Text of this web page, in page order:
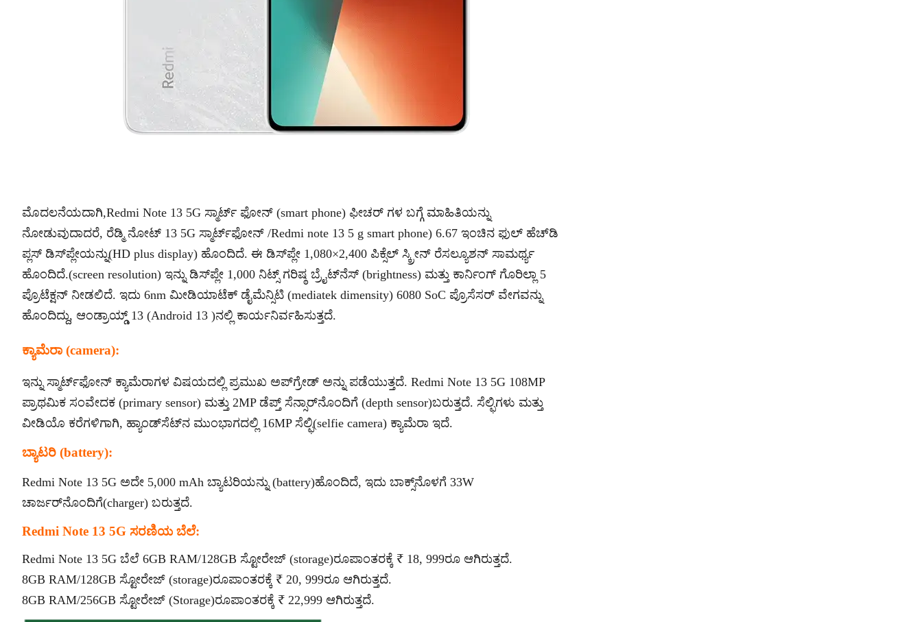
ಮೊದಲನೆಯದಾಗಿ,Redmi Note 13 5G ಸ್ಮಾರ್ಟ್ ಫೋನ್ (smart phone) ಫೀಚರ್ ಗಳ ಬಗ್ಗೆ ಮಾಹಿತಿಯನ್ನು
ನೋಡುವುದಾದರೆ, ರೆಡ್ಮಿ ನೋಟ್‌ 13 5G ಸ್ಮಾರ್ಟ್‌ಫೋನ್‌ /Redmi note 13 5 g smart phone) 6.67 ಇಂಚಿನ ಫುಲ್‌ ಹೆಚ್‌ಡಿ
ಪ್ಲಸ್‌ ಡಿಸ್‌ಪ್ಲೇಯನ್ನು(HD plus display) ಹೊಂದಿದೆ. ಈ ಡಿಸ್‌ಪ್ಲೇ 1,080×2,400 ಪಿಕ್ಸೆಲ್‌ ಸ್ಕ್ರೀನ್‌ ರೆಸಲ್ಯೂಶನ್‌ ಸಾಮರ್ಥ್ಯ
ಹೊಂದಿದೆ.(screen resolution) ಇನ್ನು ಡಿಸ್‌ಪ್ಲೇ 1,000 ನಿಟ್ಸ್‌ ಗರಿಷ್ಠ ಬ್ರೈಟ್‌ನೆಸ್‌ (brightness) ಮತ್ತು ಕಾರ್ನಿಂಗ್ ಗೊರಿಲ್ಲಾ 5
ಪ್ರೊಟೆಕ್ಷನ್‌ ನೀಡಲಿದೆ. ಇದು 6nm ಮೀಡಿಯಾಟೆಕ್‌ ಡೈಮೆನ್ಸಿಟಿ (mediatek dimensity) 6080 SoC ಪ್ರೊಸೆಸರ್‌ ವೇಗವನ್ನು
ಹೊಂದಿದ್ದು, ಆಂಡ್ರಾಯ್ಡ್ 13 (Android 13 )ನಲ್ಲಿ ಕಾರ್ಯನಿರ್ವಹಿಸುತ್ತದೆ.
ಕ್ಯಾಮೆರಾ (camera):
ಇನ್ನು ಸ್ಮಾರ್ಟ್‌ಫೋನ್ ಕ್ಯಾಮೆರಾಗಳ ವಿಷಯದಲ್ಲಿ ಪ್ರಮುಖ ಅಪ್‌ಗ್ರೇಡ್ ಅನ್ನು ಪಡೆಯುತ್ತದೆ. Redmi Note 13 5G 108MP
ಪ್ರಾಥಮಿಕ ಸಂವೇದಕ (primary sensor) ಮತ್ತು 2MP ಡೆಪ್ತ್ ಸೆನ್ಸಾರ್‌ನೊಂದಿಗೆ (depth sensor)ಬರುತ್ತದೆ. ಸೆಲ್ಫಿಗಳು ಮತ್ತು
ವೀಡಿಯೊ ಕರೆಗಳಿಗಾಗಿ, ಹ್ಯಾಂಡ್‌ಸೆಟ್‌ನ ಮುಂಭಾಗದಲ್ಲಿ 16MP ಸೆಲ್ಫಿ(selfie camera) ಕ್ಯಾಮೆರಾ ಇದೆ.
ಬ್ಯಾಟರಿ (battery):
Redmi Note 13 5G ಅದೇ 5,000 mAh ಬ್ಯಾಟರಿಯನ್ನು (battery)ಹೊಂದಿದೆ, ಇದು ಬಾಕ್ಸ್‌ನೊಳಗೆ 33W
ಚಾರ್ಜರ್‌ನೊಂದಿಗೆ(charger) ಬರುತ್ತದೆ.
Redmi Note 13 5G ಸರಣಿಯ ಬೆಲೆ:
Redmi Note 13 5G ಬೆಲೆ 6GB RAM/128GB ಸ್ಟೋರೇಜ್ (storage)ರೂಪಾಂತರಕ್ಕೆ ₹ 18, 999ರೂ ಆಗಿರುತ್ತದೆ.
8GB RAM/128GB ಸ್ಟೋರೇಜ್ (storage)ರೂಪಾಂತರಕ್ಕೆ ₹ 20, 999ರೂ ಆಗಿರುತ್ತದೆ.
8GB RAM/256GB ಸ್ಟೋರೇಜ್ (Storage)ರೂಪಾಂತರಕ್ಕೆ ₹ 22,999 ಆಗಿರುತ್ತದೆ.